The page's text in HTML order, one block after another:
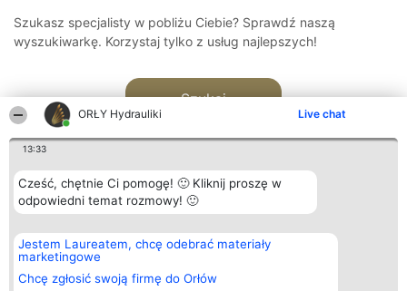
ORŁY Hydrauliki Live chat
13:33
Cześć, chętnie Ci pomogę! 🙂 Kliknij proszę w
odpowiedni temat rozmowy! 🙂
Jestem Laureatem, chcę odebrać materiały
marketingowe
Chcę zgłosić swoją firmę do Orłów
Szukasz specjalisty w pobliżu Ciebie? Sprawdź naszą
wyszukiwarkę. Korzystaj tylko z usług najlepszych!
Szukaj
Organizator plebiscytu
Bright Side Solutions sp. z o.
o. sp. k.
ul. Ruska 22
Wrocław 50-079
Plebiscyt
Laureaci
wszystkich
Laureatów
Kontakt
Kontakt